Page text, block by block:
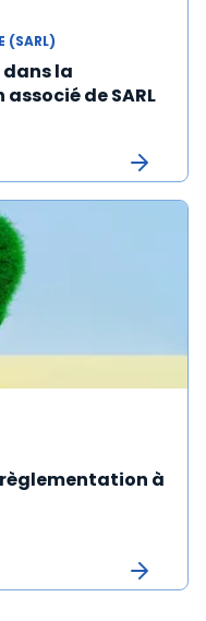
(SARL)
dans la
de SARL
à